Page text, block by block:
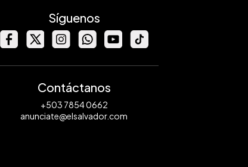
Síguenos
Contáctanos
+503 7854 0662
anunciate@elsalvador.com